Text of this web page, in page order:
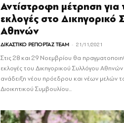
Αντίστροφη μέτρηση για
εκλογές στο Δικηγορικό
Αθηνών
ΔΙΚΑΣΤΙΚΟ ΡΕΠΟΡΤΑΖ TEAM - 21/11/2021
Στις 28 και 29 Νοεμβρίου θα
εκλογές του Δικηγορικού Συλλόγου Αθηνών
ανάδειξη νέου πρόεδρου και νέων μελών
Διοικητικού Συμβουλίου...